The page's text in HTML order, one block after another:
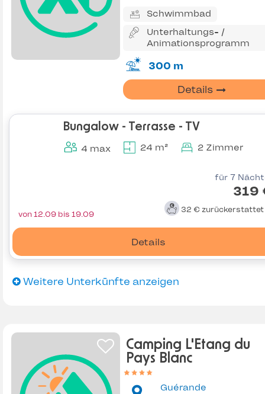
Schwimmbad
Unterhaltungs- /
Animationsprogramm
300 m
Details
Bungalow - Terrasse - TV
4 max 24 m² 2 Zimmer
für 7
319
32 € zurückerstattet
Details
von 12.09 bis 19.09
Weitere Unterkünfte anzeigen
Camping L'Etang du
Pays Blanc
Guérande